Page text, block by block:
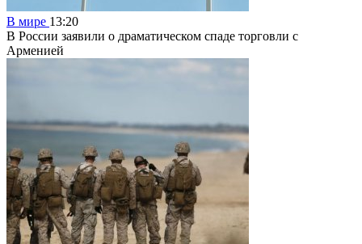
В мире 13:20
В России заявили о драматическом спаде торговли с
Арменией